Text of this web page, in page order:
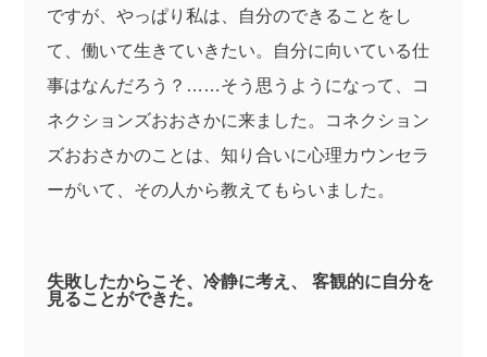
ですが、やっぱり私は、自分のできることをし
て、働いて生きていきたい。自分に向いている仕
事はなんだろう？……そう思うようになって、コ
ネクションズおおさかに来ました。コネクション
ズおおさかのことは、知り合いに心理カウンセラ
ーがいて、その人から教えてもらいました。
失敗したからこそ、冷静に考え、 客観的に自分を
見ることができた。